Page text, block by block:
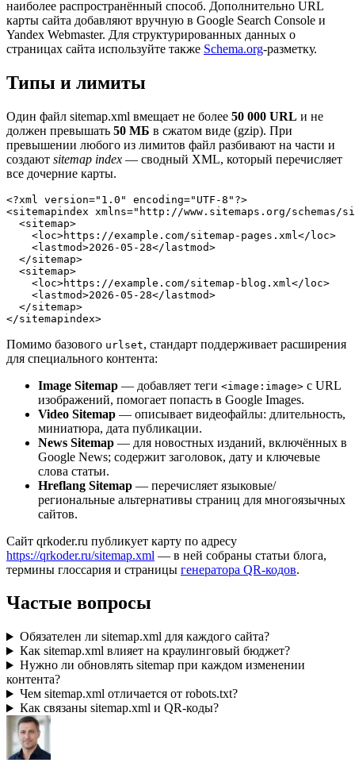
наиболее распространённый способ. Дополнительно URL
карты сайта добавляют вручную в Google Search Console и
Yandex Webmaster. Для структурированных данных о
страницах сайта используйте также Schema.org-разметку.
Типы и лимиты
Один файл sitemap.xml вмещает не более 50 000 URL и не
должен превышать 50 МБ в сжатом виде (gzip). При
превышении любого из лимитов файл разбивают на части и
создают sitemap index — сводный XML, который перечисляет
все дочерние карты.
<?xml version="1.0" encoding="UTF-8"?>
<sitemapindex xmlns="http://www.sitemaps.org/schemas/
  <sitemap>
    <loc>https://example.com/sitemap-pages.xml</loc>
    <lastmod>2026-05-28</lastmod>
  </sitemap>
  <sitemap>
    <loc>https://example.com/sitemap-blog.xml</loc>
    <lastmod>2026-05-28</lastmod>
  </sitemap>
</sitemapindex>
Помимо базового urlset, стандарт поддерживает расширения
для специального контента:
Image Sitemap — добавляет теги <image:image> с URL
изображений, помогает попасть в Google Images.
Video Sitemap — описывает видеофайлы: длительность,
миниатюра, дата публикации.
News Sitemap — для новостных изданий, включённых в
Google News; содержит заголовок, дату и ключевые
слова статьи.
Hreflang Sitemap — перечисляет языковые/
региональные альтернативы страниц для многоязычных
сайтов.
Сайт qrkoder.ru публикует карту по адресу
https://qrkoder.ru/sitemap.xml — в ней собраны статьи блога,
термины глоссария и страницы генератора QR-кодов.
Частые вопросы
Обязателен ли sitemap.xml для каждого сайта?
Как sitemap.xml влияет на краулинговый бюджет?
Нужно ли обновлять sitemap при каждом изменении
контента?
Чем sitemap.xml отличается от robots.txt?
Как связаны sitemap.xml и QR-коды?